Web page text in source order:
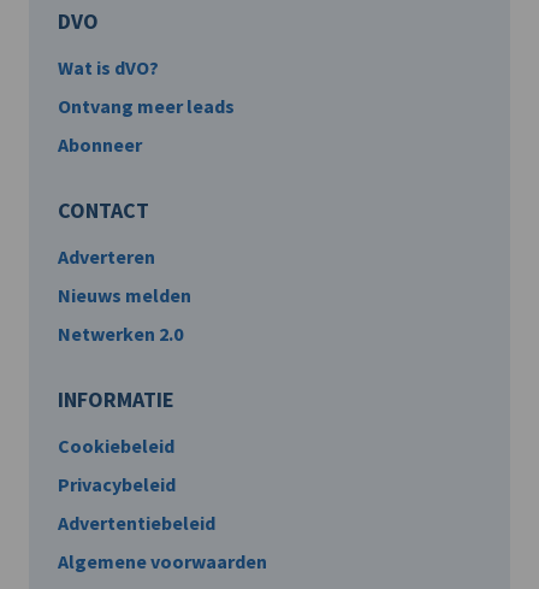
DVO
Wat is dVO?
Ontvang meer leads
Abonneer
CONTACT
Adverteren
Nieuws melden
Netwerken 2.0
INFORMATIE
Cookiebeleid
Privacybeleid
Advertentiebeleid
Algemene voorwaarden